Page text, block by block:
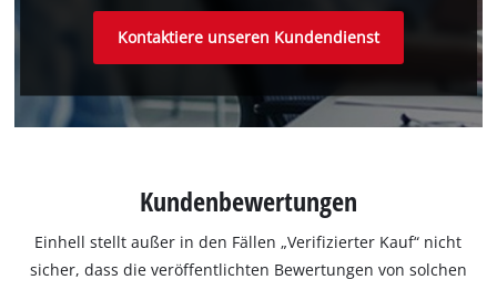
Kontaktiere unseren Kundendienst
Kundenbewertungen
Einhell stellt außer in den Fällen „Verifizierter Kauf“ nicht
sicher, dass die veröffentlichten Bewertungen von solchen